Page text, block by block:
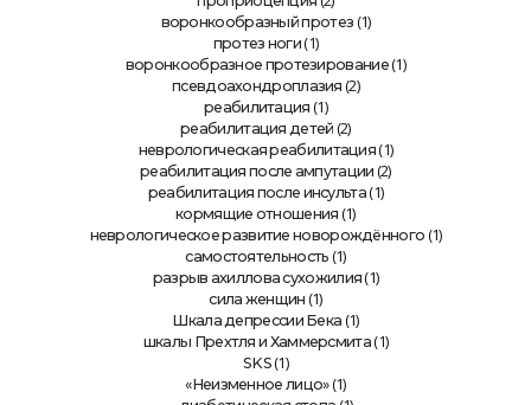
воронкообразный протез (1)
протез ноги (1)
воронкообразное протезирование(1)
псевдоахондроплазия (2)
реабилитация (1)
реабилитация детей (2)
неврологическая реабилитация (1)
реабилитация после ампутации (2)
реабилитация после инсульта(1)
кормящие отношения (1)
неврологическое развитие новорождённого (1)
самостоятельность (1)
разрыв ахиллова сухожилия (1)
сила женщин (1)
Шкала депрессии Бека (1)
шкалы Прехтля и Хаммерсмита(1)
SKS(1)
«Неизменное лицо»(1)